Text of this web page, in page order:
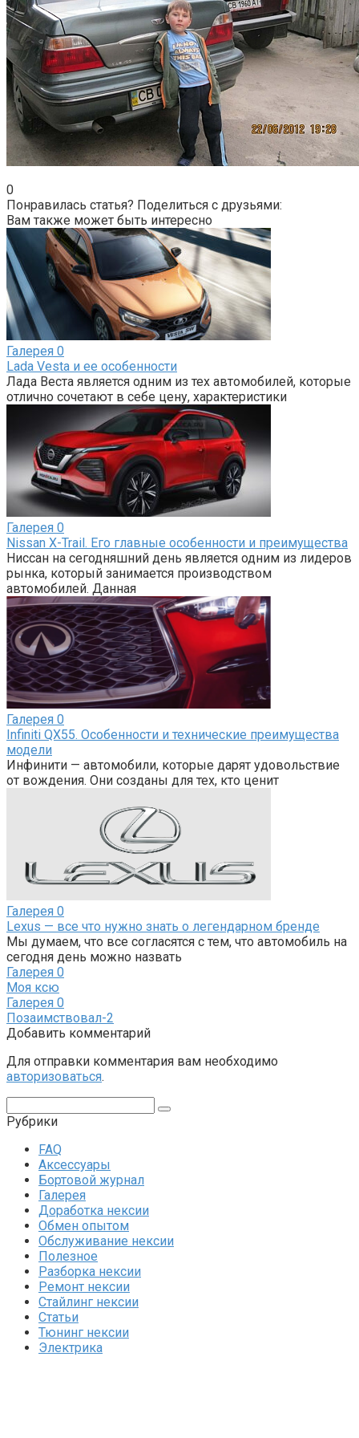
0
Понравилась статья? Поделиться с друзьями:
Вам также может быть интересно
Галерея 0
Lada Vesta и ее особенности
Лада Веста является одним из тех автомобилей, которые
отлично сочетают в себе цену, характеристики
Галерея 0
Nissan X-Trail. Его главные особенности и преимущества
Ниссан на сегодняшний день является одним из лидеров
рынка, который занимается производством
автомобилей. Данная
Галерея 0
Infiniti QX55. Особенности и технические преимущества
модели
Инфинити — автомобили, которые дарят удовольствие
от вождения. Они созданы для тех, кто ценит
Галерея 0
Lexus — все что нужно знать о легендарном бренде
Мы думаем, что все согласятся с тем, что автомобиль на
сегодня день можно назвать
Галерея 0
Моя ксю
Галерея 0
Позаимствовал-2
Добавить комментарий
Для отправки комментария вам необходимо
авторизоваться.
Рубрики
FAQ
Аксессуары
Бортовой журнал
Галерея
Доработка нексии
Обмен опытом
Обслуживание нексии
Полезное
Разборка нексии
Ремонт нексии
Стайлинг нексии
Статьи
Тюнинг нексии
Электрика